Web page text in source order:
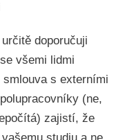
doporučuji
všemi lidmi
s externími
(ne,
zajistí, že